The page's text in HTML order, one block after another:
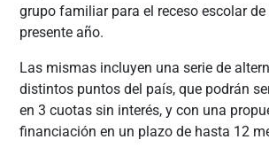
grupo familiar para el receso escolar
presente año.
Las mismas incluyen una serie de
distintos puntos del país, que podrán
en 3 cuotas sin interés, y con una
financiación en un plazo de hasta 12